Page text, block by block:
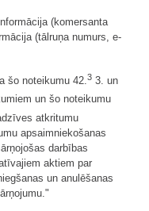
(komersanta
(tālruņa numurs, e-
šo noteikumu 42.3 3. un
un šo noteikumu
atkritumu
apsaimniekošanas
darbības
aktiem par
un anulēšanas